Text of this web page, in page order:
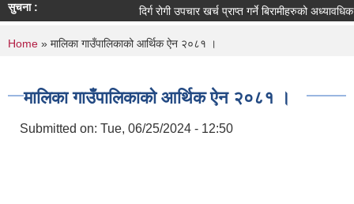
सुचना : दिर्ग रोगी उपचार खर्च प्राप्त गर्ने बिरामीहरुको अध्यावधिक
You are here
Home » मालिका गाउँपालिकाको आर्थिक ऐन २०८१ ।
मालिका गाउँपालिकाको आर्थिक ऐन २०८१ ।
Submitted on: Tue, 06/25/2024 - 12:50